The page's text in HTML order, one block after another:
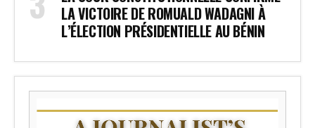
LA VICTOIRE DE ROMUALD WADAGNI À
L’ÉLECTION PRÉSIDENTIELLE AU BÉNIN